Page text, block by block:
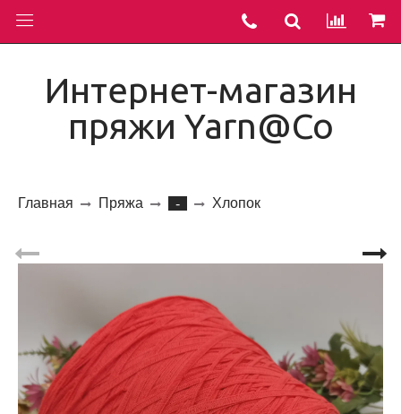
Интернет-магазин
пряжи Yarn@Co
Главная Пряжа - Хлопок